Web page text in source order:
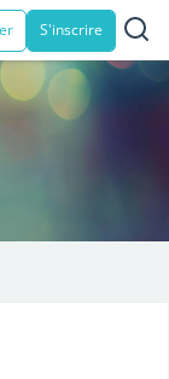
S'inscrire